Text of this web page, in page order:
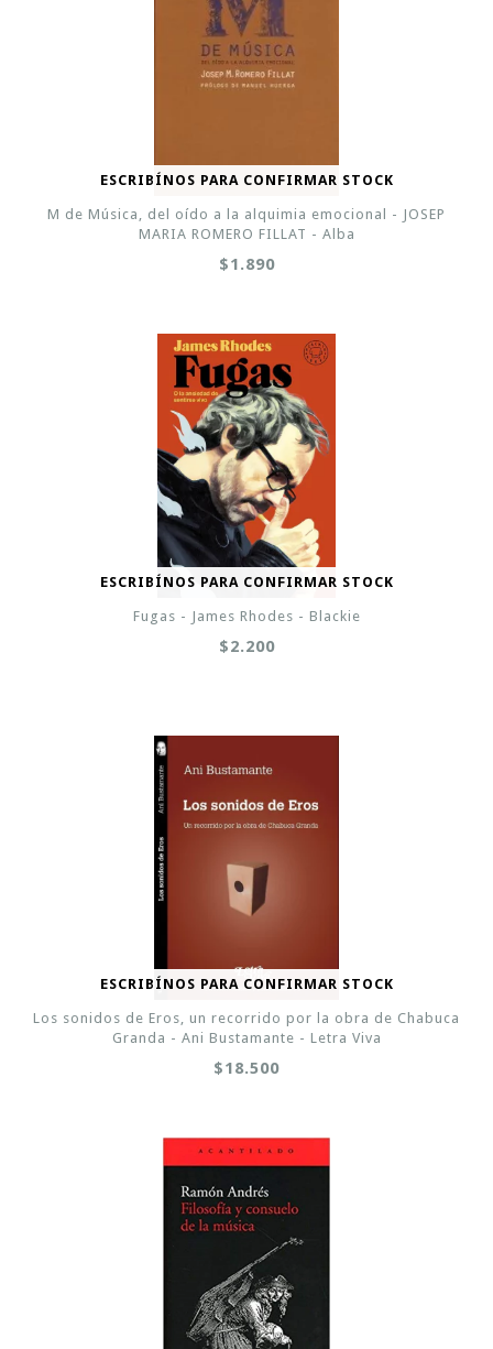
ESCRIBÍNOS PARA CONFIRMAR STOCK
M de Música, del oído a la alquimia emocional - JOSEP
MARIA ROMERO FILLAT - Alba
$1.890
ESCRIBÍNOS PARA CONFIRMAR STOCK
Fugas - James Rhodes - Blackie
$2.200
ESCRIBÍNOS PARA CONFIRMAR STOCK
Los sonidos de Eros, un recorrido por la obra de Chabuca
Granda - Ani Bustamante - Letra Viva
$18.500